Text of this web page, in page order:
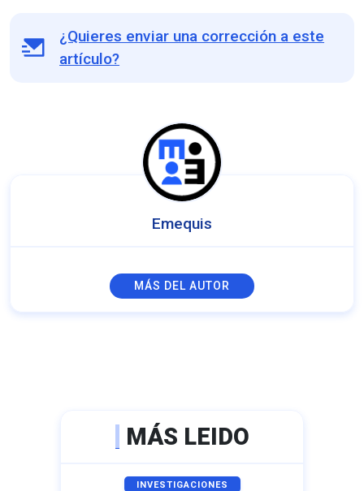
¿Quieres enviar una corrección a este
artículo?
Emequis
MÁS DEL AUTOR
MÁS LEIDO
INVESTIGACIONES